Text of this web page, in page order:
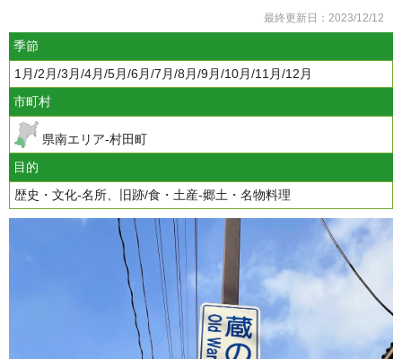
最終更新日：2023/12/12
季節
1月/2月/3月/4月/5月/6月/7月/8月/9月/10月/11月/12月
市町村
県南エリア-村田町
目的
歴史・文化-名所、旧跡/食・土産-郷土・名物料理